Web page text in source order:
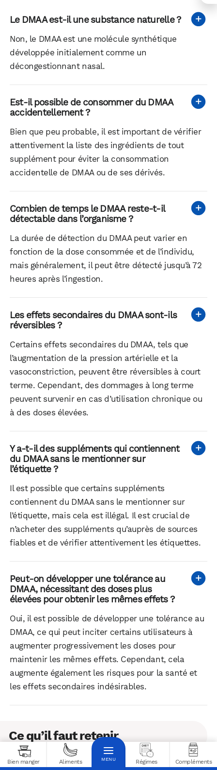
Le DMAA est-il une substance naturelle ?
Non, le DMAA est une molécule synthétique
développée initialement comme un
décongestionnant nasal.
Est-il possible de consommer du DMAA
accidentellement ?
Bien que peu probable, il est important de vérifier
attentivement la liste des ingrédients de tout
supplément pour éviter la consommation
accidentelle de DMAA ou de ses dérivés.
Combien de temps le DMAA reste-t-il
détectable dans l’organisme ?
La durée de détection du DMAA peut varier en
fonction de la dose consommée et de l’individu,
mais généralement, il peut être détecté jusqu’à 72
heures après l’ingestion.
Les effets secondaires du DMAA sont-ils
réversibles ?
Certains effets secondaires du DMAA, tels que
l’augmentation de la pression artérielle et la
vasoconstriction, peuvent être réversibles à court
terme. Cependant, des dommages à long terme
peuvent survenir en cas d’utilisation chronique ou
à des doses élevées.
Y a-t-il des suppléments qui contiennent
du DMAA sans le mentionner sur
l’étiquette ?
Il est possible que certains suppléments
contiennent du DMAA sans le mentionner sur
l’étiquette, mais cela est illégal. Il est crucial de
n’acheter des suppléments qu’auprès de sources
fiables et de vérifier attentivement les étiquettes.
Peut-on développer une tolérance au
DMAA, nécessitant des doses plus
élevées pour obtenir les mêmes effets ?
Oui, il est possible de développer une tolérance au
DMAA, ce qui peut inciter certains utilisateurs à
augmenter progressivement les doses pour
maintenir les mêmes effets. Cependant, cela
augmente également les risques pour la santé et
les effets secondaires indésirables.
Ce qu’il faut retenir
Le DMAA est une substance interdite et
Bien manger Aliments Régimes Compléments